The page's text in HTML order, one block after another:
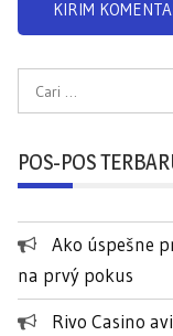
a
t
k
POS-POS
Ako úspešne
na prvý pokus
Rivo Casino